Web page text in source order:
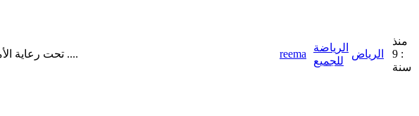
تحت رعاية الأميرة ريما بنت بندر وكيل الهيئة العامة للرياضة، والاتحاد السعودي للفروسية يقام كرنفال الفروسية النسائى الأول (ف ....
reema
الرياضة
للجميع
الرياض
منذ
: 9
سنة